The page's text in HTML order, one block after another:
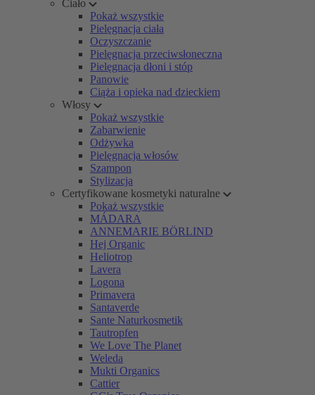
Ciało
Pokaż wszystkie
Pielęgnacja ciała
Oczyszczanie
Pielęgnacja przeciwsłoneczna
Pielęgnacja dłoni i stóp
Panowie
Ciąża i opieka nad dzieckiem
Włosy
Pokaż wszystkie
Zabarwienie
Odżywka
Pielęgnacja włosów
Szampon
Stylizacja
Certyfikowane kosmetyki naturalne
Pokaż wszystkie
MÁDARA
ANNEMARIE BÖRLIND
Hej Organic
Heliotrop
Lavera
Logona
Primavera
Santaverde
Sante Naturkosmetik
Tautropfen
We Love The Planet
Weleda
Mukti Organics
Cattier